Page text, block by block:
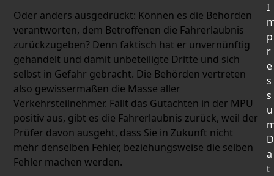
Oder anders ausgedrückt: Können es die Behörden
verantworten, dem Betroffenen die Fahrerlaubnis
zurückzugeben? Denn faktisch hat er unvernünftig
gehandelt und damit unbeteiligte Dritte und sich
selbst in Gefahr gebracht. Die Behörden vertreten
also gewissermaßen die Masse aller
Verkehrsteilnehmer. Fällt das Gutachten in der MPU
positiv aus, gibt es die Fahrerlaubnis zurück, weil der
Prüfer davon ausgeht, dass Sie in Zukunft nicht
mehr denselben Fehler, beziehungsweise die selben
Fehler machen werden.
I
p
r
e
s
s
u
D
a
t